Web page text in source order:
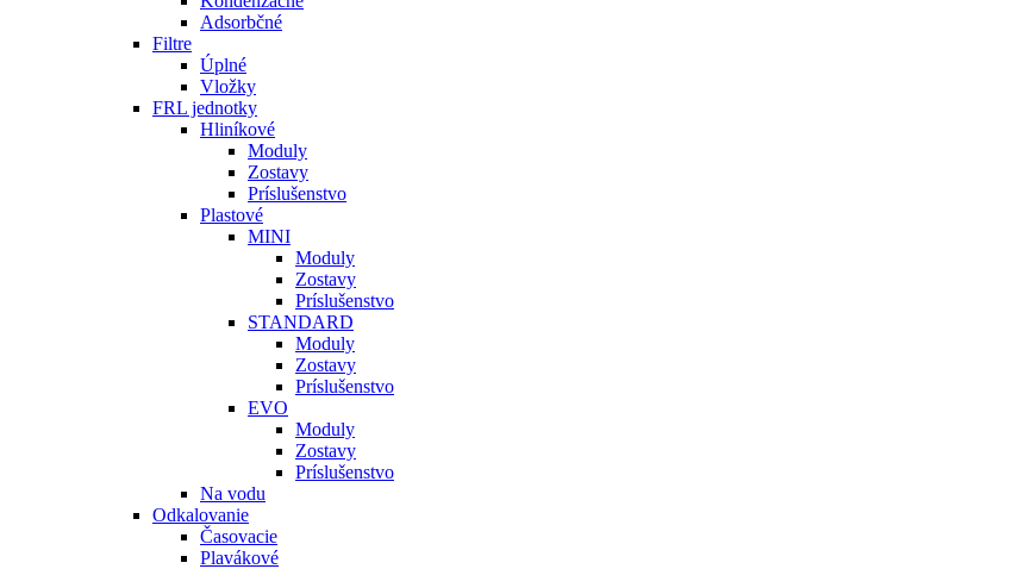
Adsorbčné
Filtre
Úplné
Vložky
FRL jednotky
Hliníkové
Moduly
Zostavy
Príslušenstvo
Plastové
MINI
Moduly
Zostavy
Príslušenstvo
STANDARD
Moduly
Zostavy
Príslušenstvo
EVO
Moduly
Zostavy
Príslušenstvo
Na vodu
Odkalovanie
Časovacie
Plavákové